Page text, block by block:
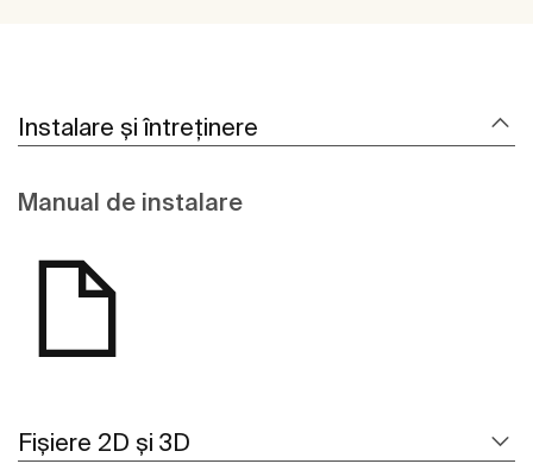
Instalare și întreținere
Manual de instalare
Fișiere 2D și 3D